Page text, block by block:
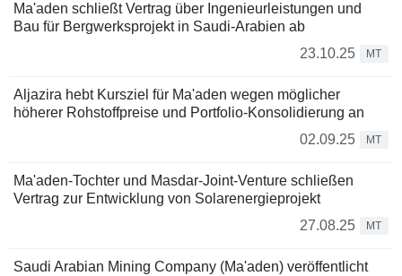
Ma'aden schließt Vertrag über Ingenieurleistungen und
Bau für Bergwerksprojekt in Saudi-Arabien ab
23.10.25
MT
Aljazira hebt Kursziel für Ma'aden wegen möglicher
höherer Rohstoffpreise und Portfolio-Konsolidierung an
02.09.25
MT
Ma'aden-Tochter und Masdar-Joint-Venture schließen
Vertrag zur Entwicklung von Solarenergieprojekt
27.08.25
MT
Saudi Arabian Mining Company (Ma'aden) veröffentlicht